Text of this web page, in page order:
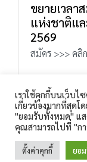
ขยายเวลา
แห่งชาติแ
2569
สมัคร >>> ค
ปฏิทินรับสมั
พิธีเปิดกีฬากีฬาลี
คัด
โรงเรียนสิรินธร
สุรินทร์ จังหวั
โ
เราใช้คุกกี้บนเว็บไ
เกี่ยวข้องมากที่สุดโ
"ยอมรับทั้งหมด" แ
คุณสามารถไปที่ "ก
ตั้งค่าคุกกี้ ยอ